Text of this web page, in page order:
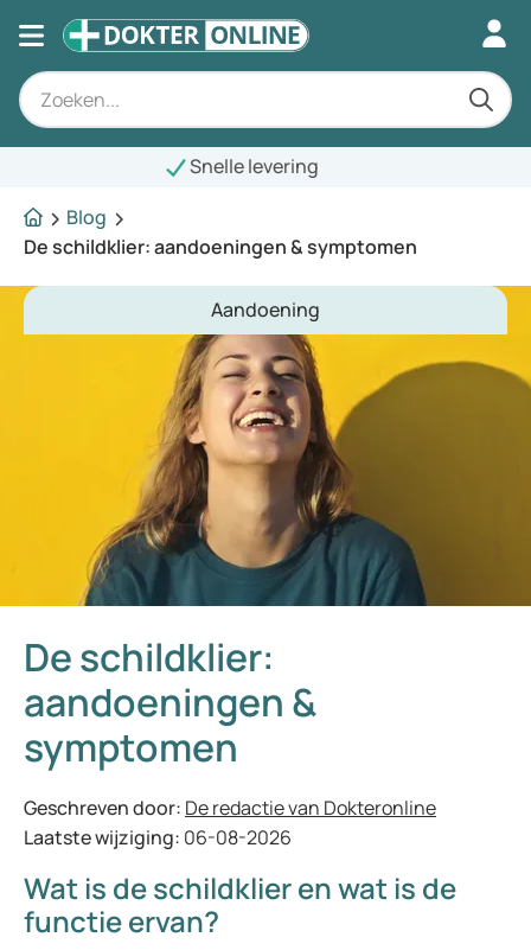
Blog
De schildklier: aandoeningen & symptomen
Aandoening
De schildklier:
aandoeningen &
symptomen
Geschreven door: De redactie van Dokteronline
Laatste wijziging: 06-08-2026
Wat is de schildklier en wat is de
functie ervan?